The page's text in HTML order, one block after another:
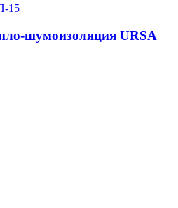
шумоизоляция URSA